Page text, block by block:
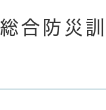
合防災